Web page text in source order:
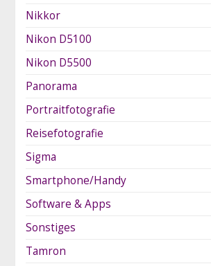
Nikkor
Nikon D5100
Nikon D5500
Panorama
Portraitfotografie
Reisefotografie
Sigma
Smartphone/Handy
Software & Apps
Sonstiges
Tamron